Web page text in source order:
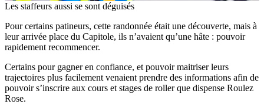
Les staffeurs aussi se sont déguisés
Pour certains patineurs, cette randonnée était une découverte, mais à
leur arrivée place du Capitole, ils n’avaient qu’une hâte : pouvoir
rapidement recommencer.
Certains pour gagner en confiance, et pouvoir maitriser leurs
trajectoires plus facilement venaient prendre des informations afin de
pouvoir s’inscrire aux cours et stages de roller que dispense Roulez
Rose.